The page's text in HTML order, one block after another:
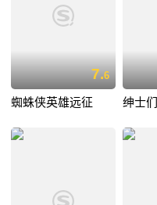
7.6
蜘蛛侠英雄远征 绅士们